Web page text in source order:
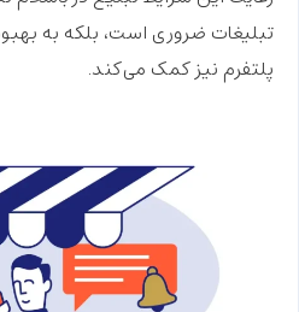
تبلیغات ضروری است، بلکه به
پلتفرم نیز کمک می‌کند.